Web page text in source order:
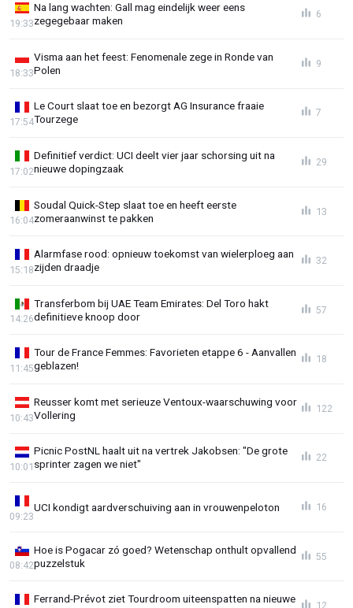
Na lang wachten: Gall mag eindelijk weer eens
zegegebaar maken
19:33
6
Visma aan het feest: Fenomenale zege in Ronde van
Polen
18:33
9
Le Court slaat toe en bezorgt AG Insurance fraaie
Tourzege
17:54
7
Definitief verdict: UCI deelt vier jaar schorsing uit na
nieuwe dopingzaak
17:02
29
Soudal Quick-Step slaat toe en heeft eerste
zomeraanwinst te pakken
16:04
13
Alarmfase rood: opnieuw toekomst van wielerploeg aan
zijden draadje
15:18
32
Transferbom bij UAE Team Emirates: Del Toro hakt
definitieve knoop door
14:26
57
Tour de France Femmes: Favorieten etappe 6 - Aanvallen
geblazen!
11:45
18
Reusser komt met serieuze Ventoux-waarschuwing voor
Vollering
10:43
122
Picnic PostNL haalt uit na vertrek Jakobsen: "De grote
sprinter zagen we niet"
10:01
22
UCI kondigt aardverschuiving aan in vrouwenpeloton
09:23
16
Hoe is Pogacar zó goed? Wetenschap onthult opvallend
puzzelstuk
08:42
55
Ferrand-Prévot ziet Tourdroom uiteenspatten na nieuwe
12